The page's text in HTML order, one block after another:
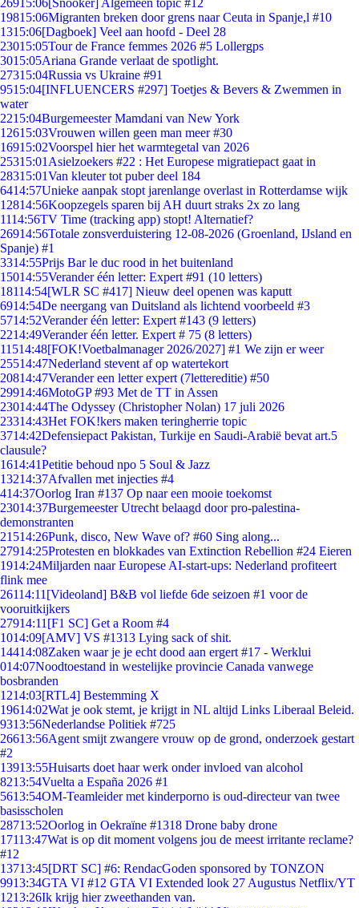
26915:06[Snooker] Algemeen topic #12
19815:06Migranten breken door grens naar Ceuta in Spanje,l #10
1315:06[Dagboek] Veel aan hoofd - Deel 28
23015:05Tour de France femmes 2026 #5 Lollergps
3015:05Ariana Grande verlaat de spotlight.
27315:04Russia vs Ukraine #91
9515:04[INFLUENCERS #297] Toetjes & Bevers & Zwemmen in
water
2215:04Burgemeester Mamdani van New York
12615:03Vrouwen willen geen man meer #30
16915:02Voorspel hier het warmtegetal van 2026
25315:01 Asielzoekers #22 : Het Europese migratiepact gaat in
28315:01Van kleuter tot puber deel 184
6414:57Unieke aanpak stopt jarenlange overlast in Rotterdamse wijk
12814:56Koopzegels sparen bij AH duurt straks 2x zo lang
1114:56TV Time (tracking app) stopt! Alternatief?
26914:56Totale zonsverduistering 12-08-2026 (Groenland, IJsland en
Spanje) #1
3314:55Prijs Bar le duc rood in het buitenland
15014:55Verander één letter: Expert #91 (10 letters)
18114:54[WLR SC #417] Nieuw deel openen was kaputt
6914:54De neergang van Duitsland als lichtend voorbeeld #3
5714:52Verander één letter: Expert #143 (9 letters)
2214:49Verander één letter. Expert # 75 (8 letters)
11514:48[FOK!Voetbalmanager 2026/2027] #1 We zijn er weer
25514:47Nederland stevent af op watertekort
20814:47Verander een letter expert (7lettereditie) #50
29914:46MotoGP #93 Met de TT in Assen
23014:44The Odyssey (Christopher Nolan) 17 juli 2026
23314:43Het FOK!kers maken teringherrie topic
3714:42Defensiepact Pakistan, Turkije en Saudi-Arabië bevat art.5
clausule?
1614:41Petitie behoud npo 5 Soul & Jazz
13214:37Afvallen met injecties #4
414:37Oorlog Iran #137 Op naar een mooie toekomst
23014:37Burgemeester Utrecht belaagd door pro-palestina-
demonstranten
21514:26Punk, disco, New Wave of? #60 Sing along...
27914:25Protesten en blokkades van Extinction Rebellion #24 Eieren
1914:24Miljarden naar Europese AI-start-ups: Nederland profiteert
flink mee
26114:11 [Videoland] B&B vol liefde 6de seizoen #1 voor de
vooruitkijkers
27914:11 [F1 SC] Get a Room #4
1014:09[AMV] VS #1313 Lying sack of shit.
14414:08Zaken waar je je echt dood aan ergert #17 - Werklui
014:07Noodtoestand in westelijke provincie Canada vanwege
bosbranden
1214:03[RTL4] Bestemming X
19614:02Wat je ook stemt, je krijgt in NL altijd Links Liberaal Beleid.
9313:56Nederlandse Politiek #725
26613:56Agent smijt zwangere vrouw op de grond, onderzoek gestart
#2
13913:55Huisarts doet haar werk onder invloed van alcohol
8213:54Vuelta a España 2026 #1
5613:54OM-Teamleider met kinderporno is oud-directeur van twee
basisscholen
28713:52Oorlog in Oekraïne #1318 Drone baby drone
17113:47Wat is op dit moment volgens jou de meest irritante reclame?
#12
13713:45[DRT SC] #6: RendacGoden sponsored by TONZON
9913:34GTA VI #12 GTA VI Extended look 27 Augustus Netflix/YT
1213:26Ik krijg hier zweethanden van.